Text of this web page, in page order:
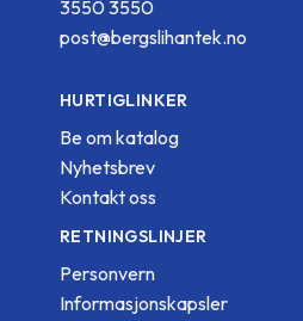
3550 3550
post@bergslihantek.no
HURTIGLINKER
Be om katalog
Nyhetsbrev
Kontakt oss
RETNINGSLINJER
Personvern
Informasjonskapsler